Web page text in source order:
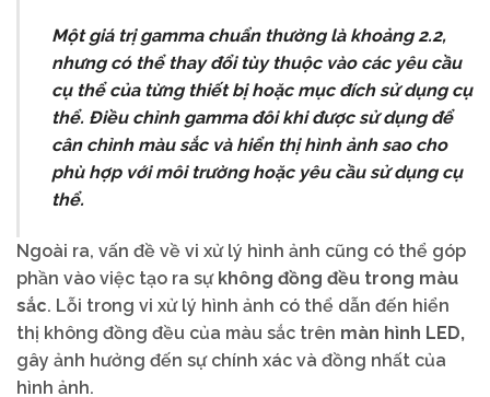
Một giá trị gamma chuẩn thường là khoảng 2.2,
nhưng có thể thay đổi tùy thuộc vào các yêu cầu
cụ thể của từng thiết bị hoặc mục đích sử dụng cụ
thể. Điều chỉnh gamma đôi khi được sử dụng để
cân chỉnh màu sắc và hiển thị hình ảnh sao cho
phù hợp với môi trường hoặc yêu cầu sử dụng cụ
thể.
Ngoài ra, vấn đề về vi xử lý hình ảnh cũng có thể góp
phần vào việc tạo ra sự không đồng đều trong màu
sắc. Lỗi trong vi xử lý hình ảnh có thể dẫn đến hiển
thị không đồng đều của màu sắc trên màn hình LED,
gây ảnh hưởng đến sự chính xác và đồng nhất của
hình ảnh.